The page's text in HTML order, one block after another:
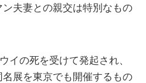
夫妻との親交は特別なもの
イの死を受けて発起され、
展を東京でも開催するもの